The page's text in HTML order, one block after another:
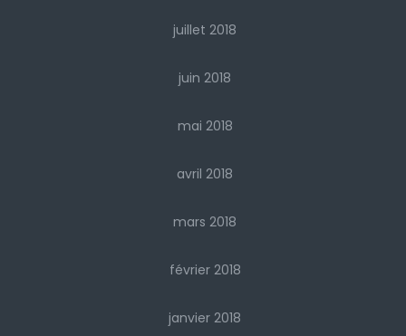
juillet 2018
juin 2018
mai 2018
avril 2018
mars 2018
février 2018
janvier 2018